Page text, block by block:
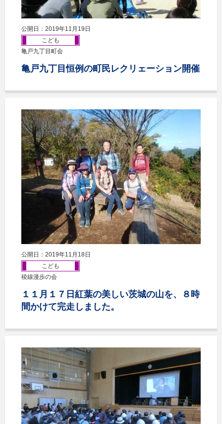
公開日：2019年11月19日
こども
亀戸九丁目町会
亀戸九丁目恒例の町民レクリェーション開催
公開日：2019年11月18日
こども
稜線漫歩の会
１１月１７日紅葉の美しい茨城の山を、８時
間かけて完走しました。